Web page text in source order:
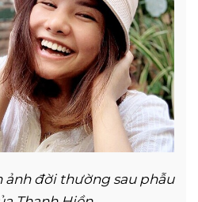
đời thường sau phẫu